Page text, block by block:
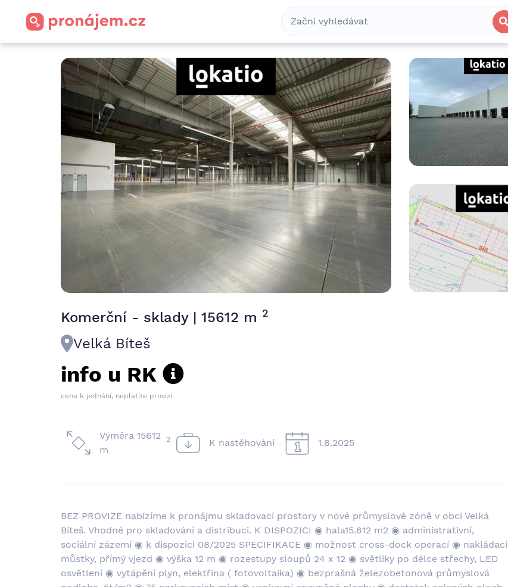
Komerční
Komerční - sklady | 15612 m 2
Velká Bíteš
info u RK
cena k jednání, neplatíte provizi
Výměra 15612
m
2 K nastěhování 1.8.2025
BEZ PROVIZE nabízíme k pronájmu skladovací prostory v nové průmyslové zóně v obci Velká
Bíteš. Vhodné pro skladování a distribuci. K DISPOZICI ◉ hala15.612 m2 ◉ administrativní,
sociální zázemí ◉ k dispozici 08/2025 SPECIFIKACE ◉ možnost cross-dock operací ◉ nakládací
můstky, přímý vjezd ◉ výška 12 m ◉ rozestupy sloupů 24 x 12 ◉ světlíky po délce střechy, LED
osvětlení ◉ vytápění plyn, elektřina ( fotovoltaika) ◉ bezprašná železobetonová průmyslová